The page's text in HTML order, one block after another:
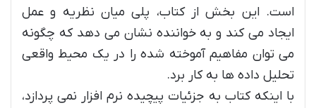
است. این بخش از کتاب، پلی میان نظریه و عمل
ایجاد می کند و به خواننده نشان می دهد که چگونه
می توان مفاهیم آموخته شده را در یک محیط واقعی
تحلیل داده ها به کار برد.
با اینکه کتاب به جزئیات پیچیده نرم افزار نمی پردازد،